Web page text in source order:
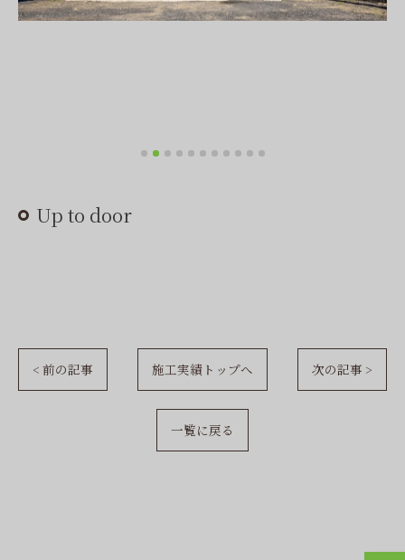
Up to door
< 前の記事 施工実績トップへ 次の記事 >
一覧に戻る